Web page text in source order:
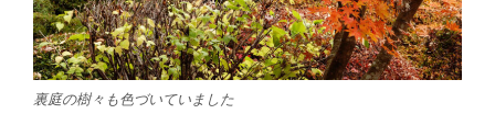
裏庭の樹々も色づいていました